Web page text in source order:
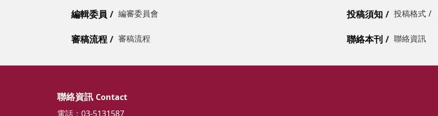
編輯委員 編審委員會 投稿須知 投稿格式
審稿流程 審稿流程 聯絡本刊 聯絡資訊
聯絡資訊 Contact
電話：03-5131587